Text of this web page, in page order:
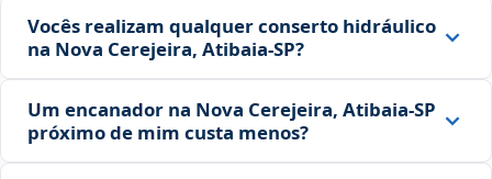
Vocês realizam qualquer conserto hidráulico
na Nova Cerejeira, Atibaia‑SP?
Um encanador na Nova Cerejeira, Atibaia‑SP
próximo de mim custa menos?